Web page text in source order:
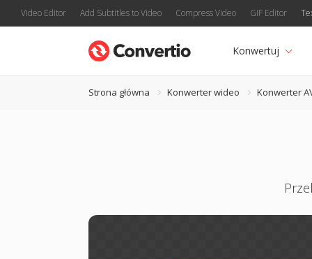
Video Editor Add Subtitles to Video Compress Video GIF Editor
Konwertuj
Strona główna Konwerter wideo Konwerter